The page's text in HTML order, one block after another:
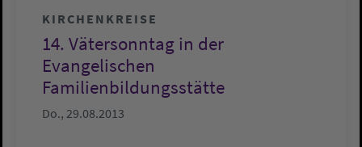
KIRCHENKREISE
14. Vätersonntag in der
Evangelischen
Familienbildungsstätte
Do., 29.08.2013